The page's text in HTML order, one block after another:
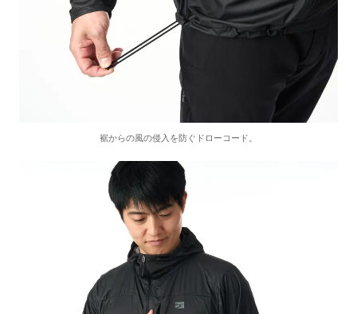
裾からの風の侵入を防ぐドローコード。